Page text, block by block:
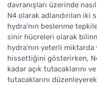
davranışları üzerinde
N4 olarak adlandırılan
hydra'nın beslenme
sinir hücreleri olarak
hydra'nın yeterli
hissettiğini gösterirken,
kadar açık tutacaklarını
tutacaklarını